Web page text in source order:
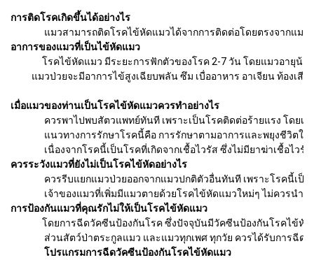
การติดโรคเกิดขึ้นได้อย่างไร
แมวสามารถติดโรคไข้หัดแมวได้จากการติดต่อโดยตรงจากแมวป่วย
อาการของแมวที่เป็นไข้หัดแมว
โรคไข้หัดแมว มีระยะการฟักตัวของโรค 2-7 วัน โดยแมวอายุน้อยส่
แมวป่วยจะมีอาการไข้สูงเฉียบพลัน ซึม เบื่ออาหาร อาเจียน ท้องเสีย
เมื่อแมวของท่านเป็นโรคไข้หัดแมวควรทำอย่างไร
ควรพาไปพบสัตวแพทย์ทันที เพราะเป็นโรคติดต่อร้ายแรง โดยเฉพา
แนวทางการรักษาโรคนี้คือ การรักษาตามอาการและพยุงชีวิตให้สัตว์
เนื่องจากโรคนี้เป็นโรคที่เกิดจากเชื้อไวรัส ซึ่งไม่มียาฆ่าเชื้อไวรัส
ควรระวังแมวที่ยังไม่เป็นโรคไข้หัดอย่างไร
ควรรีบแยกแมวป่วยออกจากแมวปกติตัวอื่นทันที เพราะโรคนี้เป็นได้
เจ้าของแมวที่เพิ่มมีแมวตายด้วยโรคไข้หัดแมวใหม่ๆ ไม่ควรนำลูก
การป้องกันแมวที่คุณรักไม่ให้เป็นโรคไข้หัดแมว
โดยการฉีดวัคซีนป้องกันโรค ซึ่งปัจจุบันมีวัคซีนป้องกันโรคไข้หัดแม
ส่วนสัตว์ป่าตระกูลแมว และแมวทุกเพศ ทุกวัย ควรได้รับการฉีดวัค
โปรแกรมการฉีดวัคซีนป้องกันโรคไข้หัดแมว